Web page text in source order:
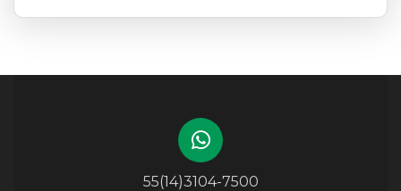
55(14)3104-7500